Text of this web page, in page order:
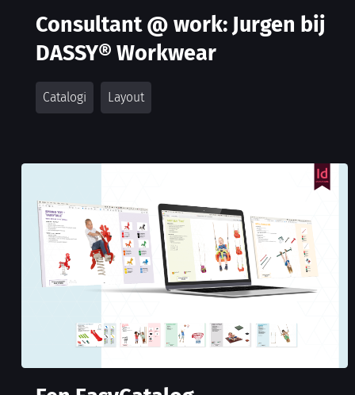
Consultant @ work: Jurgen bij
DASSY® Workwear
Catalogi Layout
Een EasyCatalog